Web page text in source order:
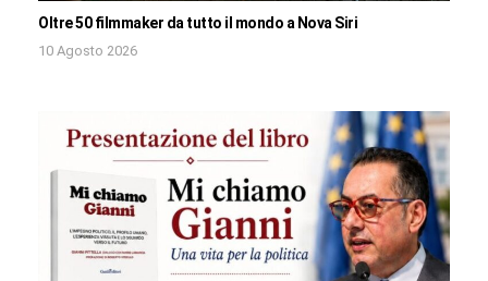
Oltre 50 filmmaker da tutto il mondo a Nova Siri
10 Agosto 2026